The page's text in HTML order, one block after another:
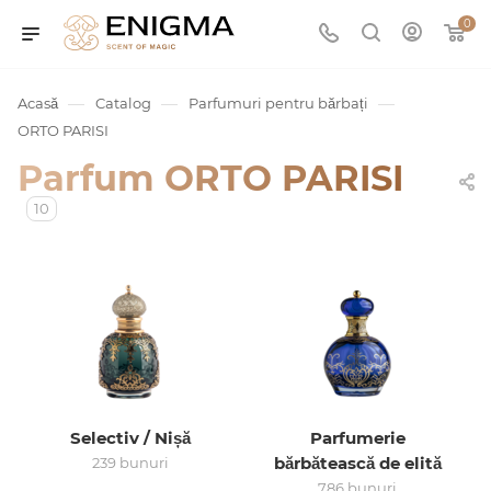
0
Acasă — Catalog — Parfumuri pentru bărbați —
ORTO PARISI
Parfum ORTO PARISI
10
Selectiv / Nișă
239 bunuri
Parfumerie
bărbătească de elită